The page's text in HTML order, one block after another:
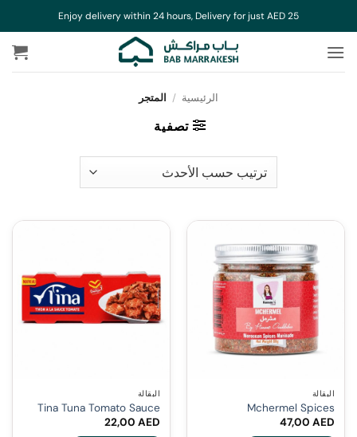
للمحتوى
Enjoy delivery within 24 hours, Delivery for just AED 25
الرئيسية / المتجر
تصفية
البقالة
Mchermel Spices
47,00AED
البقالة
Tina Tuna Tomato Sauce
22,00AED